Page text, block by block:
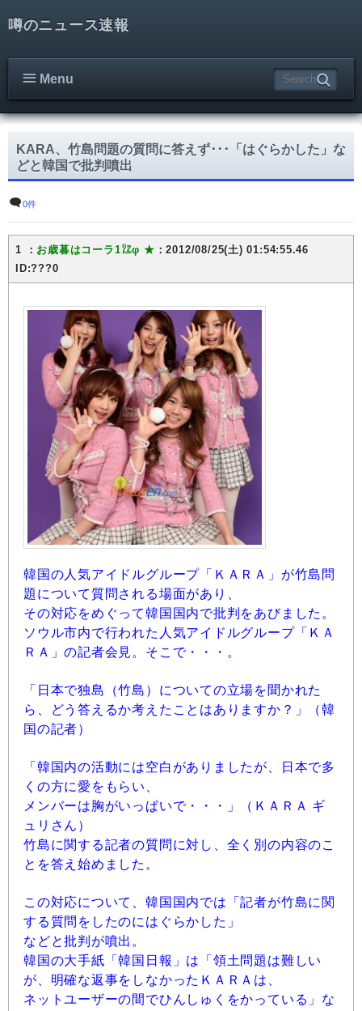
噂のニュース速報
Menu
KARA、竹島問題の質問に答えず･･･「はぐらかした」な
どと韓国で批判噴出
0件
1 ： お歳暮はコーラ1㍑φ ★ ：2012/08/25(土) 01:54:55.46
ID:???0
韓国の人気アイドルグループ「ＫＡＲＡ」が竹島問
題について質問される場面があり、
その対応をめぐって韓国国内で批判をあびました。
ソウル市内で行われた人気アイドルグループ「ＫＡ
ＲＡ」の記者会見。そこで・・・。
「日本で独島（竹島）についての立場を聞かれた
ら、どう答えるか考えたことはありますか？」（韓
国の記者）
「韓国内の活動には空白がありましたが、日本で多
くの方に愛をもらい、
メンバーは胸がいっぱいで・・・」（ＫＡＲＡ ギ
ュリさん）
竹島に関する記者の質問に対し、全く別の内容のこ
とを答え始めました。
この対応について、韓国国内では「記者が竹島に関
する質問をしたのにはぐらかした」
などと批判が噴出。
韓国の大手紙「韓国日報」は「領土問題は難しい
が、明確な返事をしなかったＫＡＲＡは、
ネットユーザーの間でひんしゅくをかっている」な